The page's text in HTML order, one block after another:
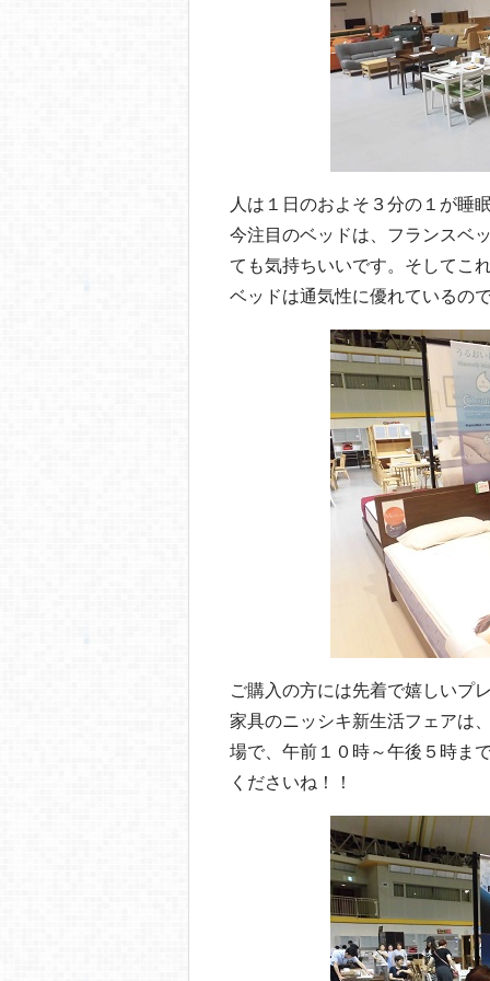
人は１日のおよそ３分の１が睡
今注目のベッドは、フランスベ
ても気持ちいいです。そしてこ
ベッドは通気性に優れているの
ご購入の方には先着で嬉しいプ
家具のニッシキ新生活フェアは
場で、午前１０時～午後５時ま
くださいね！！